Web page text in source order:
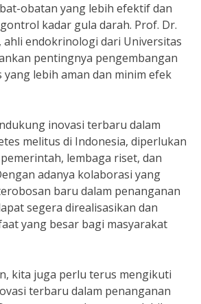
obatan yang lebih efektif dan
kadar gula darah. Prof. Dr.
ahli endokrinologi dari Universitas
pentingnya pengembangan
lebih aman dan minim efek
inovasi terbaru dalam
melitus di Indonesia, diperlukan
lembaga riset, dan
adanya kolaborasi yang
baru dalam penanganan
segera direalisasikan dan
yang besar bagi masyarakat
kita juga perlu terus mengikuti
terbaru dalam penanganan